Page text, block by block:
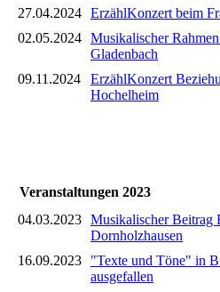
27.04.2024 ErzählKonzert beim
02.05.2024 Musikalischer
Gladenbach
09.11.2024
ErzählKonzert
Hochelheim
Veranstaltungen 2023
04.03.2023 Musikalischer Beitrag
Dornholzhausen
16.09.2023
"Texte und Töne" in
ausgefallen